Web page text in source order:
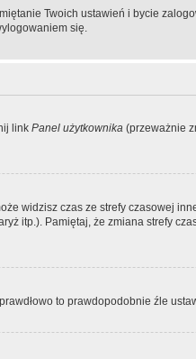
Twoich ustawień i bycie
się.
link Panel użytkownika (przeważnie
widzisz czas ze strefy czasowej
itp.). Pamiętaj, że zmiana strefy
to prawdopodobnie źle